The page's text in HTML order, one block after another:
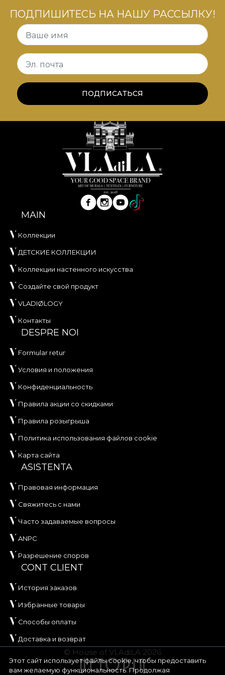
самый дом, уникальный и личный, который мы
все ищем.
Этот сайт использует файлы cookie, чтобы предоставить
вам желаемую функциональность. Продолжая
ПОДПИШИТЕСЬ НА НАШУ РАССЫЛКУ!
Ваше имя
Эл. почта
ПОДПИСАТЬСЯ
MAIN
Коллекции
ДЕТСКИЕ КОЛЛЕКЦИИ
Коллекции настенного искусства
Создайте свой продукт
VLADIØLOGY
Контакты
DESPRE NOI
Formular retur
Условия и положения
Конфиденциальность
Правила акции со скидками
Правила розыгрыша
Политика использования файлов cookie
Карта сайта
ASISTENTA
Правовая информация
Свяжитесь с нами
Часто задаваемые вопросы
ANPC
Разрешение споров
CONT CLIENT
История заказов
Избранные товары
Способы оплаты
Доставка и возврат
© House of VLAdiLA 2026